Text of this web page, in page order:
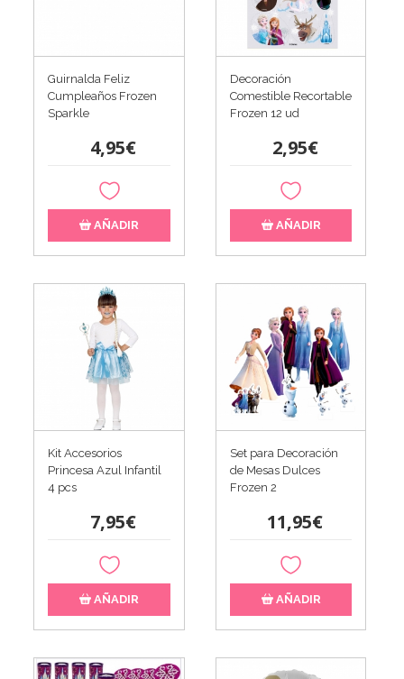
Guirnalda Feliz
Cumpleaños Frozen
Sparkle
4,95€
AÑADIR
Decoración
Comestible Recortable
Frozen 12 ud
2,95€
AÑADIR
Kit Accesorios
Princesa Azul Infantil
4 pcs
7,95€
AÑADIR
Set para Decoración
de Mesas Dulces
Frozen 2
11,95€
AÑADIR